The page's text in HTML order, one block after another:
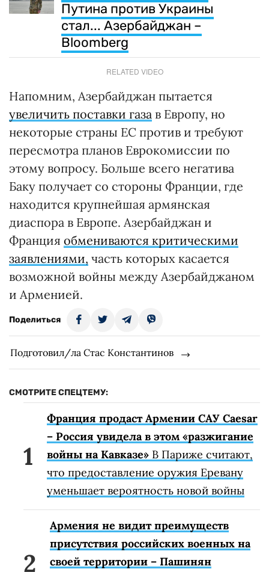
Путина против Украины
стал... Азербайджан –
Bloomberg
RELATED VIDEO
Напомним, Азербайджан пытается
увеличить поставки газа в Европу, но
некоторые страны ЕС против и требуют
пересмотра планов Еврокомиссии по
этому вопросу. Больше всего негатива
Баку получает со стороны Франции, где
находится крупнейшая армянская
диаспора в Европе. Азербайджан и
Франция обмениваются критическими
заявлениями, часть которых касается
возможной войны между Азербайджаном
и Арменией.
Поделиться
Подготовил/ла Стас Константинов
СМОТРИТЕ СПЕЦТЕМУ:
Франция продаст Армении САУ Caesar
– Россия увидела в этом «разжигание
войны на Кавказе» В Париже считают,
что предоставление оружия Еревану
уменьшает вероятность новой войны
Армения не видит преимуществ
присутствия российских военных на
своей территории – Пашинян